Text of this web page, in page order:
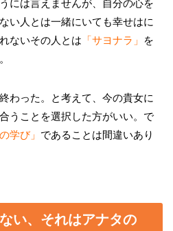
には言えませんが、自分の心を
い人とは一緒にいても幸せはに
ないその人とは 「サヨナラ」
を
わった。と考えて、今の貴女に
うことを選択した方がいい。で
学び」 であることは間違いあり
い、それはアナタの